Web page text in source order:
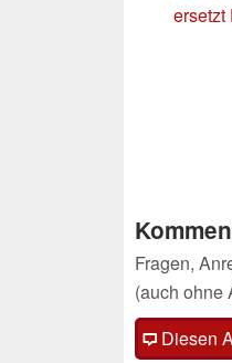
ersetzt
Fragen,
(auch ohne
Diesen